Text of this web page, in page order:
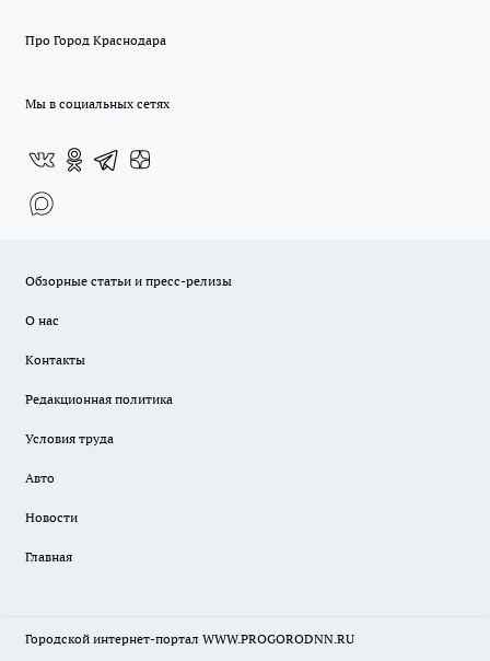
Про Город Краснодара
Мы в социальных сетях
Обзорные статьи и пресс-релизы
О нас
Контакты
Редакционная политика
Условия труда
Авто
Новости
Главная
Городской интернет-портал WWW.PROGORODNN.RU